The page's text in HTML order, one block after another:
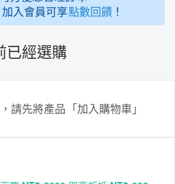
加入會員可享點數回饋！
已經選購
請先將產品「加入購物車」